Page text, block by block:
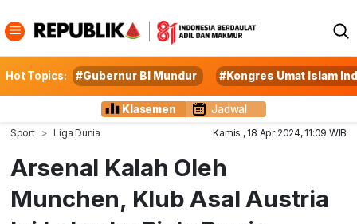
Hot Topics: #Gubernur BI Mundur #Kongres Umat Islam
Klasemen Jadwal
Sport Liga Dunia Kamis , 18 Apr 2024, 11:09 WIB
Arsenal Kalah Oleh
Munchen, Klub Asal Austria